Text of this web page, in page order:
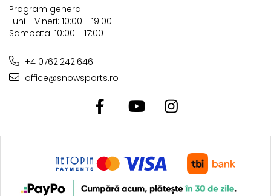
Program general
Luni - Vineri: 10:00 - 19:00
Sambata: 10:00 - 17:00
+4 0762.242.646
office@snowsports.ro